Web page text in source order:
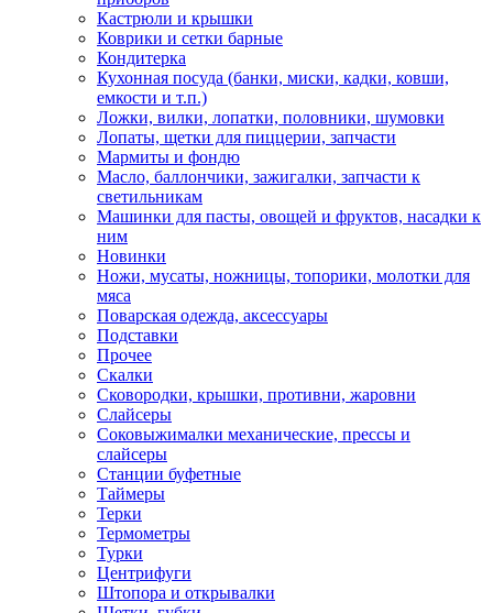
Кастрюли и крышки
Коврики и сетки барные
Кондитерка
Кухонная посуда (банки, миски, кадки, ковши,
емкости и т.п.)
Ложки, вилки, лопатки, половники, шумовки
Лопаты, щетки для пиццерии, запчасти
Мармиты и фондю
Масло, баллончики, зажигалки, запчасти к
светильникам
Машинки для пасты, овощей и фруктов, насадки к
ним
Новинки
Ножи, мусаты, ножницы, топорики, молотки для
мяса
Поварская одежда, аксессуары
Подставки
Прочее
Скалки
Сковородки, крышки, противни, жаровни
Слайсеры
Соковыжималки механические, прессы и
слайсеры
Станции буфетные
Таймеры
Терки
Термометры
Турки
Центрифуги
Штопора и открывалки